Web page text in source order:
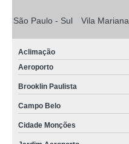
São Paulo - Sul Vila Mariana
Aclimação
Aeroporto
Brooklin Paulista
Campo Belo
Cidade Monções